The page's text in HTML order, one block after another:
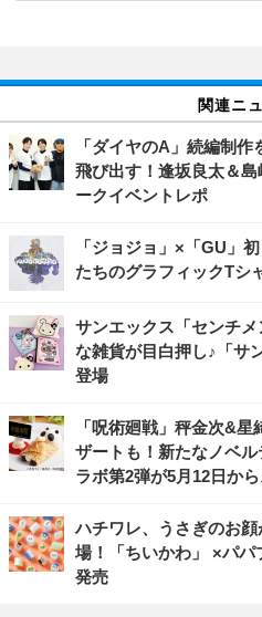
関連ニ
「ダイヤのA」続編制
飛び出す！逢坂良太＆
ークイベントレポ
「ジョジョ」×「GU」
たちのグラフィックT
サンエックス「センチ
な雑貨が目白押し♪「サ
登場
「呪術廻戦」秤金次&
ザートも！新たなノベ
ラボ第2弾が5月12日か
ハチワレ、うさぎのお
場！「ちいかわ」 ×パパ
発売